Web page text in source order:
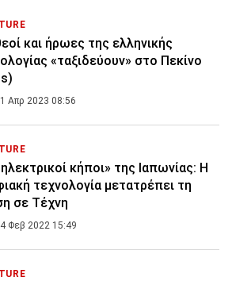
και ήρωες της ελληνικής
«ταξιδεύουν» στο Πεκίνο
Απρ 2023 08:56
κήποι» της Ιαπωνίας: Η
τεχνολογία μετατρέπει τη
σε Τέχνη
Φεβ 2022 15:49